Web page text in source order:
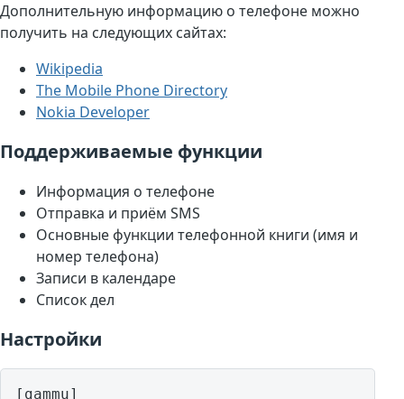
Дополнительную информацию о телефоне можно
получить на следующих сайтах:
Wikipedia
The Mobile Phone Directory
Nokia Developer
Поддерживаемые функции
Информация о телефоне
Отправка и приём SMS
Основные функции телефонной книги (имя и
номер телефона)
Записи в календаре
Список дел
Настройки
[gammu]